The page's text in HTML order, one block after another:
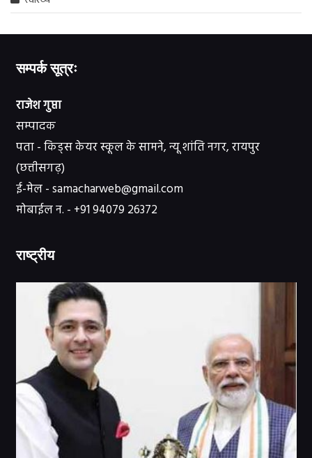
सम्पर्क सूत्रः
राजेश गुप्ता
सम्पादक
पता - किड्स केयर स्कूल के सामने, न्यू शांति नगर, रायपुर
(छत्तीसगढ़)
ई-मेल - samacharweb@gmail.com
मोबाईल न. - +91 94079 26372
राष्ट्रीय